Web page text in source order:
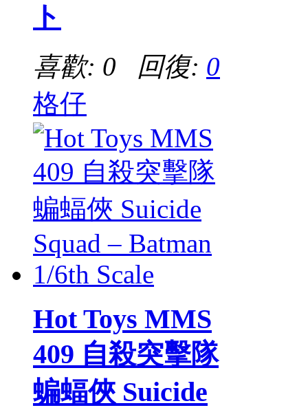
ト
喜歡: 0 回復: 0
格仔
Hot Toys MMS
409 自殺突擊隊
蝙蝠俠 Suicide